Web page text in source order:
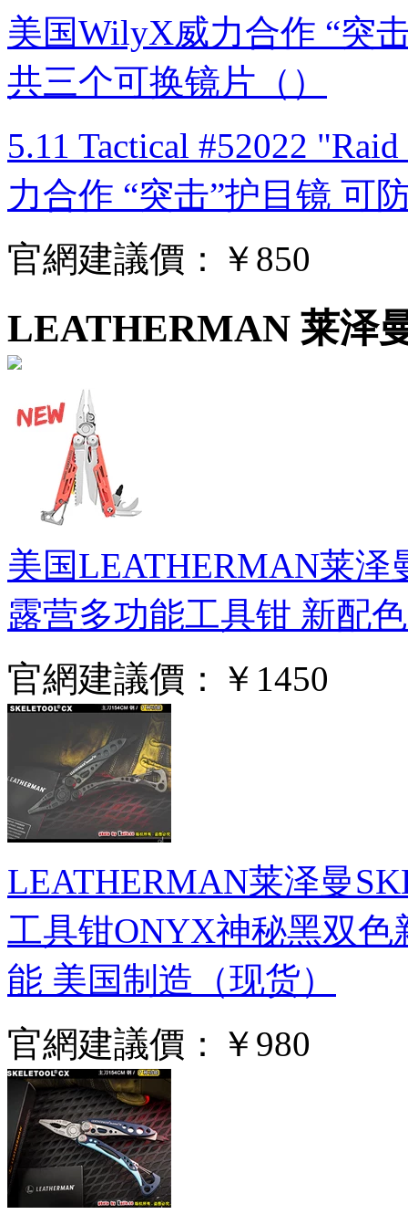
5.11 Tactical #52022
力合作 “突击”护目镜 可
官網建議價：
￥850
LEATHERMAN 莱泽
美国LEATHERMAN莱
露营多功能工具钳 新配
官網建議價：
￥1450
LEATHERMAN莱泽曼
工具钳ONYX神秘黑双色
能 美国制造（现货）
官網建議價：
￥980